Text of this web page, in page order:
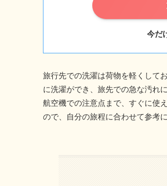
今だ
旅行先での洗濯は荷物を軽くして
に洗濯ができ、旅先での急な汚れ
航空機での注意点まで、すぐに使
ので、自分の旅程に合わせて参考